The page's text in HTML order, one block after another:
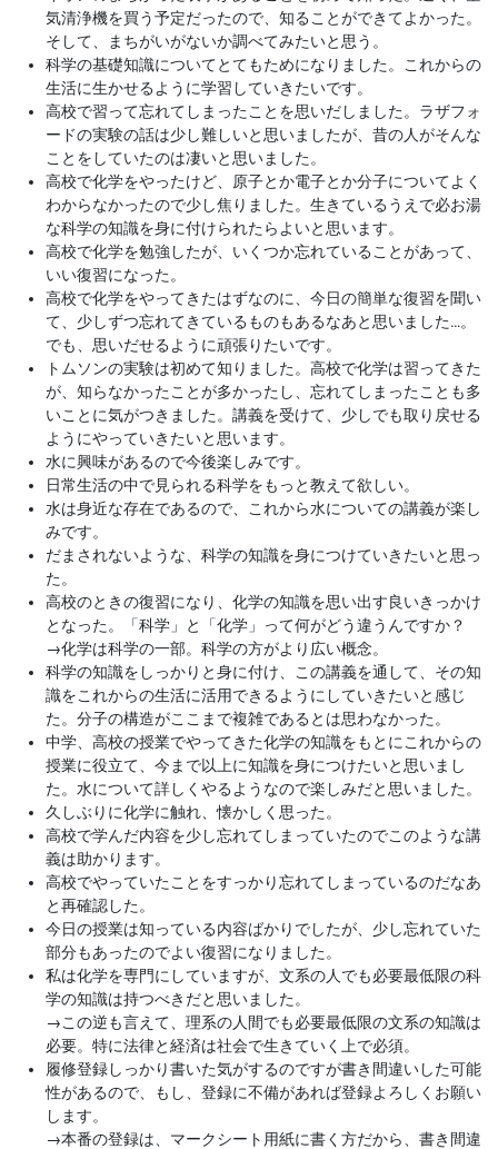
気清浄機を買う予定だったので、知ることができてよかった。
そして、まちがいがないか調べてみたいと思う。
科学の基礎知識についてとてもためになりました。これからの
生活に生かせるように学習していきたいです。
高校で習って忘れてしまったことを思いだしました。ラザフォ
ードの実験の話は少し難しいと思いましたが、昔の人がそんな
ことをしていたのは凄いと思いました。
高校で化学をやったけど、原子とか電子とか分子についてよく
わからなかったので少し焦りました。生きているうえで必お湯
な科学の知識を身に付けられたらよいと思います。
高校で化学を勉強したが、いくつか忘れていることがあって、
いい復習になった。
高校で化学をやってきたはずなのに、今日の簡単な復習を聞い
て、少しずつ忘れてきているものもあるなあと思いました…。
でも、思いだせるように頑張りたいです。
トムソンの実験は初めて知りました。高校で化学は習ってきた
が、知らなかったことが多かったし、忘れてしまったことも多
いことに気がつきました。講義を受けて、少しでも取り戻せる
ようにやっていきたいと思います。
水に興味があるので今後楽しみです。
日常生活の中で見られる科学をもっと教えて欲しい。
水は身近な存在であるので、これから水についての講義が楽し
みです。
だまされないような、科学の知識を身につけていきたいと思っ
た。
高校のときの復習になり、化学の知識を思い出す良いきっかけ
となった。「科学」と「化学」って何がどう違うんですか？
→化学は科学の一部。科学の方がより広い概念。
科学の知識をしっかりと身に付け、この講義を通して、その知
識をこれからの生活に活用できるようにしていきたいと感じ
た。分子の構造がここまで複雑であるとは思わなかった。
中学、高校の授業でやってきた化学の知識をもとにこれからの
授業に役立て、今まで以上に知識を身につけたいと思いまし
た。水について詳しくやるようなので楽しみだと思いました。
久しぶりに化学に触れ、懐かしく思った。
高校で学んだ内容を少し忘れてしまっていたのでこのような講
義は助かります。
高校でやっていたことをすっかり忘れてしまっているのだなあ
と再確認した。
今日の授業は知っている内容ばかりでしたが、少し忘れていた
部分もあったのでよい復習になりました。
私は化学を専門にしていますが、文系の人でも必要最低限の科
学の知識は持つべきだと思いました。
→この逆も言えて、理系の人間でも必要最低限の文系の知識は
必要。特に法律と経済は社会で生きていく上で必須。
履修登録しっかり書いた気がするのですが書き間違いした可能
性があるので、もし、登録に不備があれば登録よろしくお願い
します。
→本番の登録は、マークシート用紙に書く方だから、書き間違